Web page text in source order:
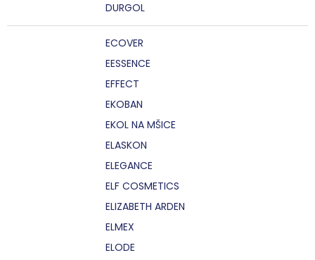
DURGOL
ECOVER
EESSENCE
EFFECT
EKOBAN
EKOL NA MŠICE
ELASKON
ELEGANCE
ELF COSMETICS
ELIZABETH ARDEN
ELMEX
ELODE